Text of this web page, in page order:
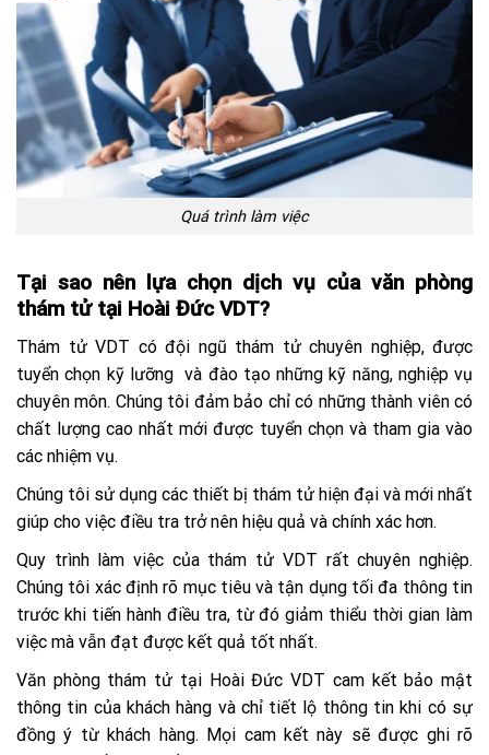
Quá trình làm việc
Tại sao nên lựa chọn dịch vụ của văn phòng
thám tử tại Hoài Đức VDT?
Thám tử VDT có đội ngũ thám tử chuyên nghiệp, được
tuyển chọn kỹ lưỡng và đào tạo những kỹ năng, nghiệp vụ
chuyên môn. Chúng tôi đảm bảo chỉ có những thành viên có
chất lượng cao nhất mới được tuyển chọn và tham gia vào
các nhiệm vụ.
Chúng tôi sử dụng các thiết bị thám tử hiện đại và mới nhất
giúp cho việc điều tra trở nên hiệu quả và chính xác hơn.
Quy trình làm việc của thám tử VDT rất chuyên nghiệp.
Chúng tôi xác định rõ mục tiêu và tận dụng tối đa thông tin
trước khi tiến hành điều tra, từ đó giảm thiểu thời gian làm
việc mà vẫn đạt được kết quả tốt nhất.
Văn phòng thám tử tại Hoài Đức VDT cam kết bảo mật
thông tin của khách hàng và chỉ tiết lộ thông tin khi có sự
đồng ý từ khách hàng. Mọi cam kết này sẽ được ghi rõ